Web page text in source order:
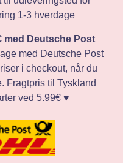
1-3 hverdage
med Deutsche Post
med Deutsche Post
i checkout, når du
Fragtpris til Tyskland
ved 5.99€ ♥️